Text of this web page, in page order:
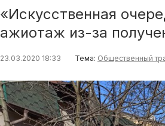
«Искусственная
ажиотаж из-за
23.03.2020 18:33 Тема: Общественный